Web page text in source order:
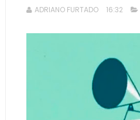
ADRIANO FURTADO 16:32